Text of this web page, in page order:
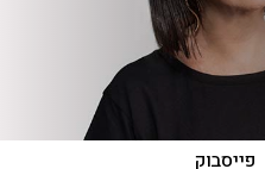
פייסבוק